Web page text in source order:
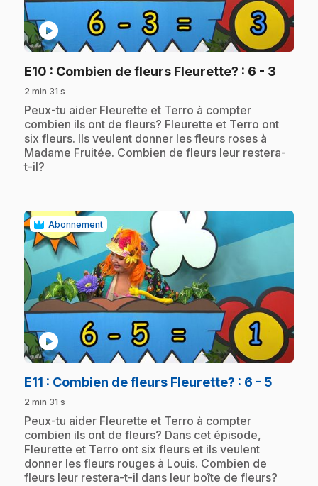
play_circle
E10 : Combien de fleurs Fleurette? : 6 - 3
2 min 31 s
.Peux-tu aider Fleurette et Terro à compter
combien ils ont de fleurs? Fleurette et Terro ont
six fleurs. Ils veulent donner les fleurs roses à
Madame Fruitée. Combien de fleurs leur restera-
t-il?
Abonnement
play_circle
E11 : Combien de fleurs Fleurette? : 6 - 5
2 min 31 s
.Peux-tu aider Fleurette et Terro à compter
combien ils ont de fleurs? Dans cet épisode,
Fleurette et Terro ont six fleurs et ils veulent
donner les fleurs rouges à Louis. Combien de
fleurs leur restera-t-il dans leur boîte de fleurs?